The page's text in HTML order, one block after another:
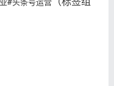
#头条号运营